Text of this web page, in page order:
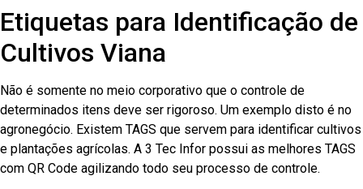
Etiquetas para Identificação de
Cultivos Viana
Não é somente no meio corporativo que o controle de
determinados itens deve ser rigoroso. Um exemplo disto é no
agronegócio. Existem TAGS que servem para identificar cultivos
e plantações agrícolas. A 3 Tec Infor possui as melhores TAGS
com QR Code agilizando todo seu processo de controle.